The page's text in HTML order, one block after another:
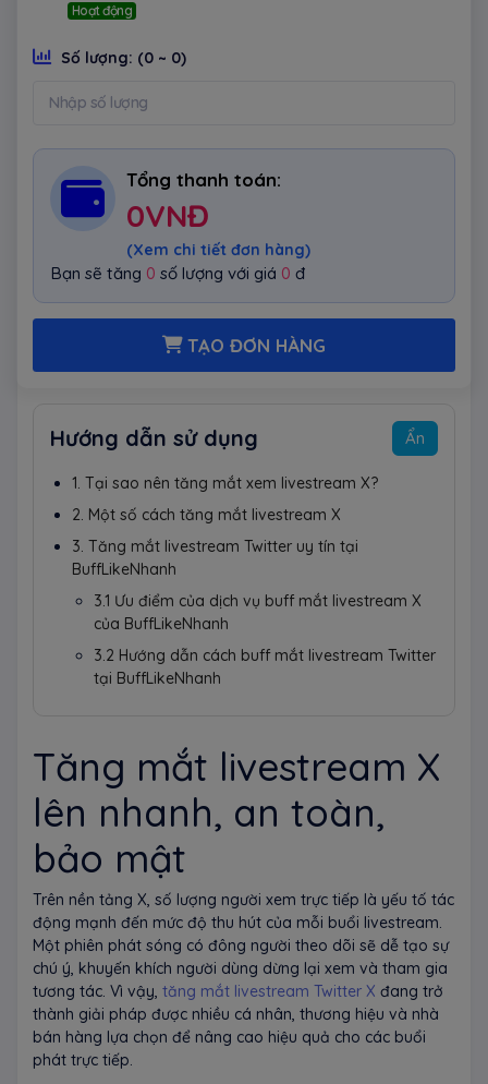
Hoạt động
Số lượng: (0 ~ 0)
Tổng thanh toán:
0VNĐ
(Xem chi tiết đơn hàng)
Bạn sẽ tăng 0 số lượng với giá 0 đ
TẠO ĐƠN HÀNG
Hướng dẫn sử dụng Ẩn
1. Tại sao nên tăng mắt xem livestream X?
2. Một số cách tăng mắt livestream X
3. Tăng mắt livestream Twitter uy tín tại
BuffLikeNhanh
3.1 Ưu điểm của dịch vụ buff mắt livestream X
của BuffLikeNhanh
3.2 Hướng dẫn cách buff mắt livestream Twitter
tại BuffLikeNhanh
Tăng mắt livestream X
lên nhanh, an toàn,
bảo mật
Trên nền tảng X, số lượng người xem trực tiếp là yếu tố tác
động mạnh đến mức độ thu hút của mỗi buổi livestream.
Một phiên phát sóng có đông người theo dõi sẽ dễ tạo sự
chú ý, khuyến khích người dùng dừng lại xem và tham gia
tương tác. Vì vậy, tăng mắt livestream Twitter X đang trở
thành giải pháp được nhiều cá nhân, thương hiệu và nhà
bán hàng lựa chọn để nâng cao hiệu quả cho các buổi
phát trực tiếp.